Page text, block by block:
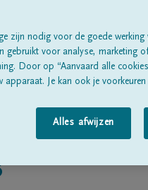
Alle
zijn nodig voor de goede werking
gebruikt voor analyse, marketing
Door op “Aanvaard alle
Je kan ook je voorkeuren
Alles afwijzen